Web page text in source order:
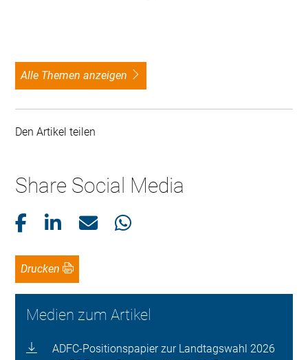
alle Themen anzeigen
Den Artikel teilen
Share Social Media
Drucken
Medien zum Artikel
ADFC-Positionspapier zur Landtagswahl 2026